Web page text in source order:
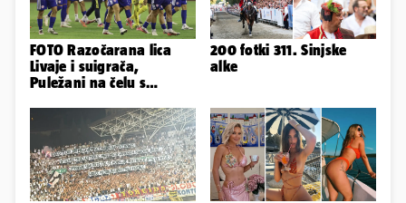
FOTO Razočarana lica
Livaje i suigrača,
Puležani na čelu s
Poljuda
200 fotki 311. Sinjske
alke